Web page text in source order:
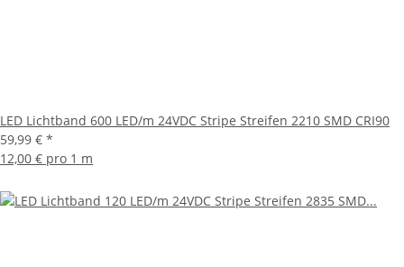
LED Lichtband 600 LED/m 24VDC Stripe Streifen 2210 SMD CRI90
59,99 € *
12,00 € pro 1 m